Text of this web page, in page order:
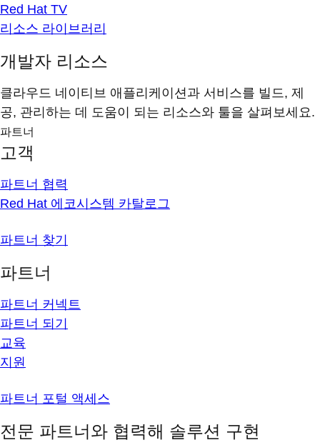
Red Hat TV
리소스 라이브러리
개발자 리소스
클라우드 네이티브 애플리케이션과 서비스를 빌드, 제
공, 관리하는 데 도움이 되는 리소스와 툴을 살펴보세요.
파트너
고객
파트너 협력
Red Hat 에코시스템 카탈로그
파트너 찾기
파트너
파트너 커넥트
파트너 되기
교육
지원
파트너 포털 액세스
전문 파트너와 협력해 솔루션 구현